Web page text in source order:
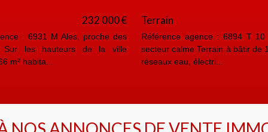
€
sur
390 000 €
Référence agence : 6930 M 20 Min d'Ales,
quartier calme et vue dominante Mas en
pierre d'environ 205 m² hab...
Référence
ville Bien